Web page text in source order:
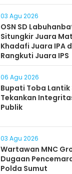
03 Agu 2026
OSN SD
Situngkir Juara
Khadafi Juara IPA
Rangkuti Juara IPS
06 Agu 2026
Bupati Toba Lantik
Tekankan
Publik
03 Agu 2026
Wartawan MNC
Dugaan
Polda Sumut